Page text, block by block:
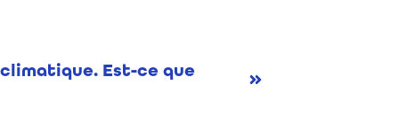
Est-ce que